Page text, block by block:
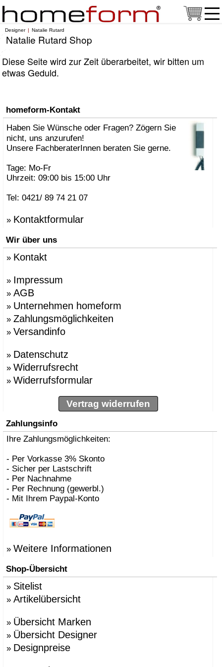
Designer Natalie Rutard
Natalie Rutard Shop
Diese Seite wird zur Zeit überarbeitet, wir bitten um
etwas Geduld.
homeform-Kontakt
Haben Sie Wünsche oder Fragen? Zögern Sie
nicht, uns anzurufen!
Unsere FachberaterInnen beraten Sie gerne.
Tage: Mo-Fr
Uhrzeit: 09:00 bis 15:00 Uhr
Tel: 0421/ 89 74 21 07
» Kontaktformular
Wir über uns
» Kontakt
» Impressum
» AGB
» Unternehmen homeform
» Zahlungsmöglichkeiten
» Versandinfo
» Datenschutz
» Widerrufsrecht
» Widerrufsformular
Vertrag widerrufen
Zahlungsinfo
Ihre Zahlungsmöglichkeiten:
- Per Vorkasse 3% Skonto
- Sicher per Lastschrift
- Per Nachnahme
- Per Rechnung (gewerbl.)
- Mit Ihrem Paypal-Konto
» Weitere Informationen
Shop-Übersicht
» Sitelist
» Artikelübersicht
» Übersicht Marken
» Übersicht Designer
» Designpreise